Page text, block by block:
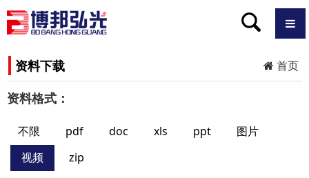
资料下载 首页
资料格式：
不限 pdf doc xls ppt
图片
视频
zip